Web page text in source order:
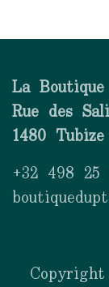
La
Rue des
1480 Tubize
+32 498